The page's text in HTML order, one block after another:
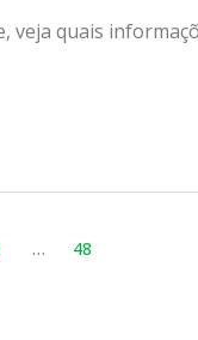
veja quais
… 48